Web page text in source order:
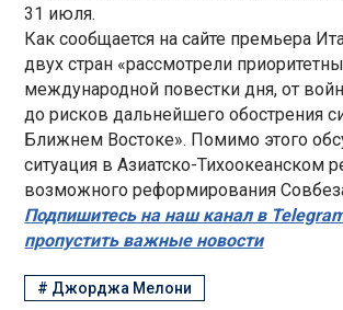
31 июля.
Как сообщается на сайте премьера
двух стран «рассмотрели
международной повестки дня, от
до рисков дальнейшего обострения
Ближнем Востоке». Помимо этого
ситуация в Азиатско-Тихоокеанском
возможного реформирования
Подпишитесь на наш канал в
пропустить важные новости
# Джорджа Мелони